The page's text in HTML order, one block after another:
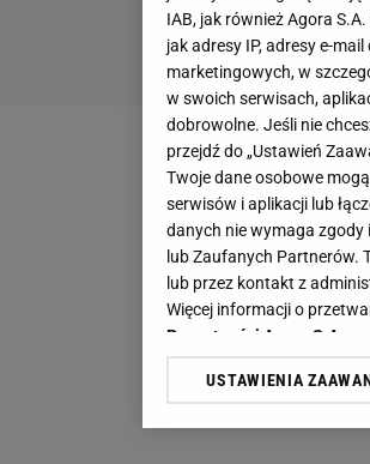
IAB, jak również Agora
jak adresy IP, adresy e-
marketingowych, w
w swoich serwisach,
dobrowolne. Jeśli nie
przejdź do „Ustawień
Twoje dane osobowe
serwisów i aplikacji lub
danych nie wymaga zgody
lub Zaufanych Partnerów.
lub przez kontakt z
Więcej informacji o
Prywatności Agora S.A.
Klikając „Akceptuję”
USTAWIENIA